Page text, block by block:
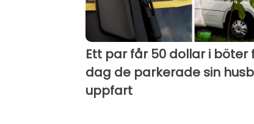
Ett par får 50 dollar i böter
dag de parkerade sin
uppfart